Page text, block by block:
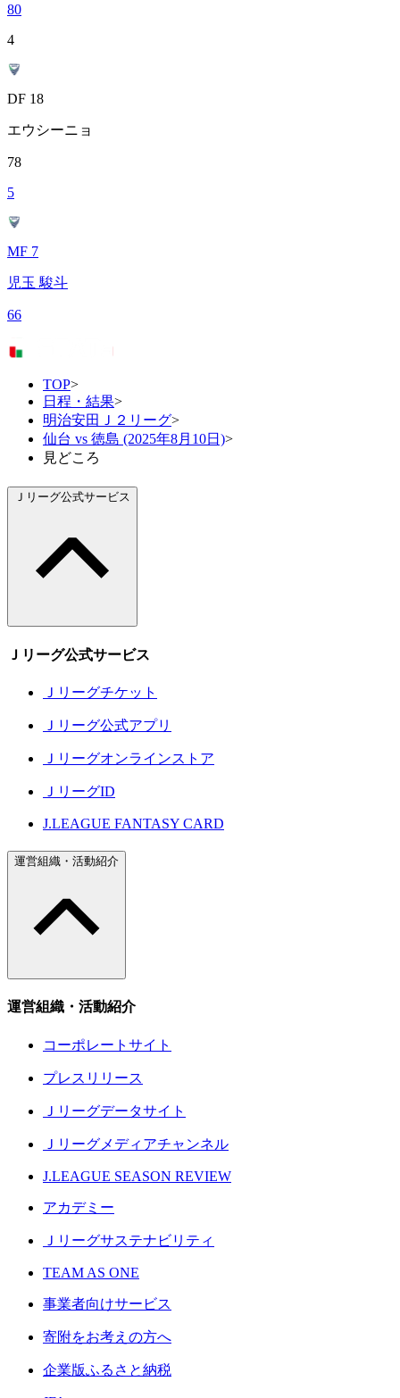
80
4
DF 18
エウシーニョ
78
5
MF 7
児玉 駿斗
66
TOP>
日程・結果>
明治安田Ｊ２リーグ>
仙台 vs 徳島 (2025年8月10日)>
見どころ
Ｊリーグ公式サービス
Ｊリーグ公式サービス
Ｊリーグチケット
Ｊリーグ公式アプリ
Ｊリーグオンラインストア
ＪリーグID
J.LEAGUE FANTASY CARD
運営組織・活動紹介
運営組織・活動紹介
コーポレートサイト
プレスリリース
Ｊリーグデータサイト
Ｊリーグメディアチャンネル
J.LEAGUE SEASON REVIEW
アカデミー
Ｊリーグサステナビリティ
TEAM AS ONE
事業者向けサービス
寄附をお考えの方へ
企業版ふるさと納税